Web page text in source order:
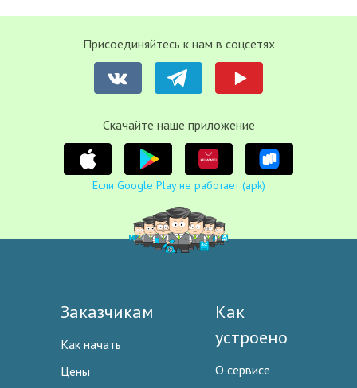
Присоединяйтесь к нам в соцсетях
Cкачайте наше приложение
Если Google Play не работает (apk)
Заказчикам
Как начать
Цены
Как
устроено
О сервисе